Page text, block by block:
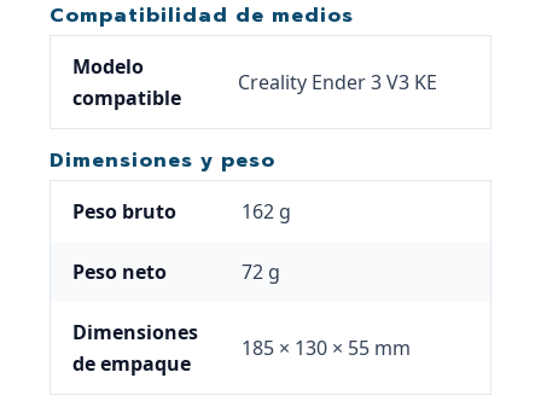
Compatibilidad de medios
Modelo
compatible
Creality Ender 3 V3 KE
Dimensiones y peso
Peso bruto 162 g
Peso neto 72 g
Dimensiones
de empaque
185 × 130 × 55 mm